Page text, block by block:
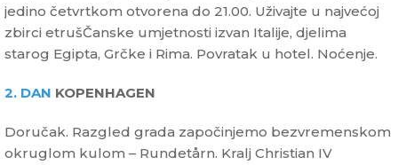
jedino četvrtkom otvorena do 21.00. Uživajte u najvećoj
zbirci etrušČanske umjetnosti izvan Italije, djelima
starog Egipta, Grčke i Rima. Povratak u hotel. Noćenje.
2. DAN KOPENHAGEN
Doručak. Razgled grada započinjemo bezvremenskom
okruglom kulom – Rundetårn. Kralj Christian IV